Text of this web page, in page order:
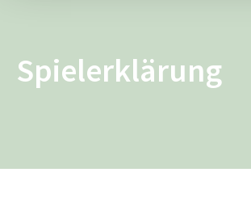
Spielerklärung